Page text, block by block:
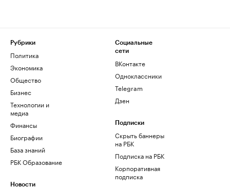
Рубрики
Политика
Экономика
Общество
Бизнес
Технологии и
медиа
Финансы
Биографии
База знаний
РБК Образование
Новости
Социальные
сети
ВКонтакте
Одноклассники
Telegram
Дзен
Подписки
Скрыть баннеры
на РБК
Подписка на РБК
Корпоративная
подписка